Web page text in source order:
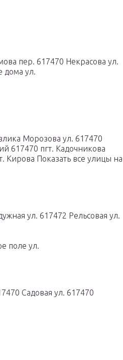
пер. 617470 Некрасова ул.
дома ул.
Морозова ул. 617470
617470 пгт. Кадочникова
Кирова Показать все улицы на
ул. 617472 Рельсовая ул.
поле ул.
Садовая ул. 617470